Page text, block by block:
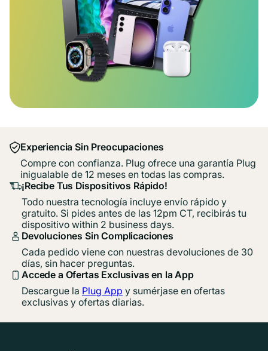
Experiencia Sin Preocupaciones
Compre con confianza. Plug ofrece una garantía Plug
inigualable de 12 meses en todas las compras.
¡Recibe Tus Dispositivos Rápido!
Todo nuestra tecnología incluye envío rápido y
gratuito. Si pides antes de las 12pm CT, recibirás tu
dispositivo within 2 business days.
Devoluciones Sin Complicaciones
Cada pedido viene con nuestras devoluciones de 30
días, sin hacer preguntas.
Accede a Ofertas Exclusivas en la App
Descargue la Plug App y sumérjase en ofertas
exclusivas y ofertas diarias.